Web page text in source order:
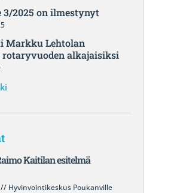
3/2025 on ilmestynyt
Markku Lehtolan
rotaryvuoden alkajaisiksi
Kaitilan esitelmä
// Hyvinvointikeskus Poukanville